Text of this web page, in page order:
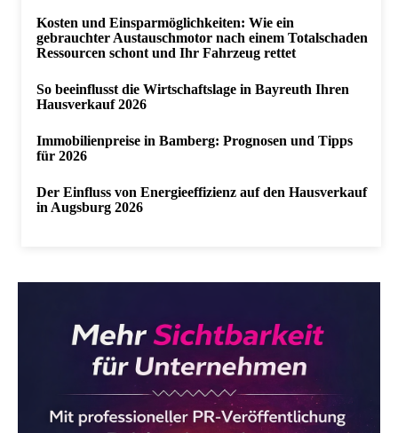
Kosten und Einsparmöglichkeiten: Wie ein
gebrauchter Austauschmotor nach einem Totalschaden
Ressourcen schont und Ihr Fahrzeug rettet
So beeinflusst die Wirtschaftslage in Bayreuth Ihren
Hausverkauf 2026
Immobilienpreise in Bamberg: Prognosen und Tipps
für 2026
Der Einfluss von Energieeffizienz auf den Hausverkauf
in Augsburg 2026